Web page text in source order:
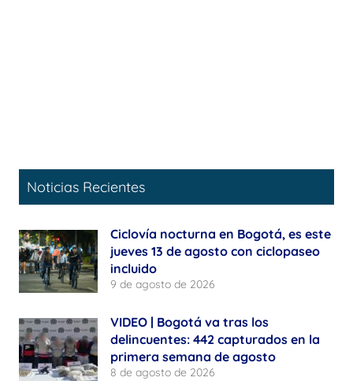
Noticias Recientes
Ciclovía nocturna en Bogotá, es este
jueves 13 de agosto con ciclopaseo
incluido
9 de agosto de 2026
VIDEO | Bogotá va tras los
delincuentes: 442 capturados en la
primera semana de agosto
8 de agosto de 2026